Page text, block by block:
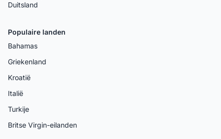
Duitsland
Populaire landen
Bahamas
Griekenland
Kroatië
Italië
Turkije
Britse Virgin-eilanden